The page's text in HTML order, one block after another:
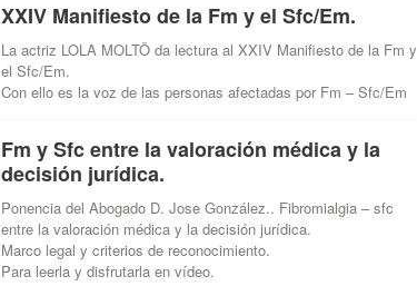
XXIV Manifiesto de la Fm y el Sfc/Em.
La actriz LOLA MOLTÖ da lectura al XXIV Manifiesto de la Fm y
el Sfc/Em.
Con ello es la voz de las personas afectadas por Fm – Sfc/Em
Fm y Sfc entre la valoración médica y la
decisión jurídica.
Ponencia del Abogado D. Jose González.. Fibromialgia – sfc
entre la valoración médica y la decisión jurídica.
Marco legal y criterios de reconocimiento.
Para leerla y disfrutarla en vídeo.